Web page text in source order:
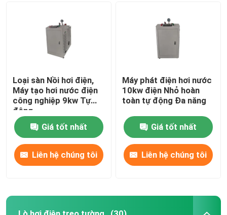
Loại sàn Nồi hơi điện,
Máy tạo hơi nước điện
công nghiệp 9kw Tự
động
Giá tốt nhất
Liên hệ chúng tôi
Máy phát điện hơi nước
10kw điện Nhỏ hoàn
toàn tự động Đa năng
Giá tốt nhất
Liên hệ chúng tôi